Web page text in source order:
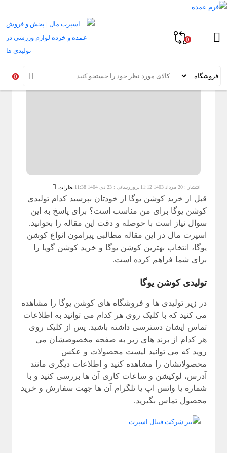
0
0
انتشار : 20 مرداد 1403 11:12 بروزرسانی : 23 دی 1404 11:38 نظرات
قبل از خرید کوشن یوگا از خودتان بپرسید کدام تولیدی
کوشن یوگا برای من مناسب است؟ برای پاسخ به این
سوال نیاز است با حوصله و دقت این مقاله را بخوانید.
اسپرت مال در این مقاله مطالبی پیرامون انواع کوشن
یوگا، انتخاب بهترین کوشن یوگا و خرید کوشن گویا را
برای شما فراهم کرده است.
تولیدی کوشن یوگا
در زیر تولیدی ها و فروشگاه های کوشن یوگا را مشاهده
می کنید که با کلیک روی هر کدام می توانید به اطلاعات
تماس ایشان دسترسی داشته باشید. پس از کلیک روی
هر کدام از برند های زیر به صفحه مخصوصشان می
روید که می توانید لیست محصولات و عکس
محصولاتشان را مشاهده کنید و اطلاعات دیگری مانند
آدرس، لوکیشن و ساعات کاری آن ها بررسی کنید و با
شماره یا واتس اپ یا تلگرام آن ها جهت سفارش و خرید
محصول تماس بگیرید.